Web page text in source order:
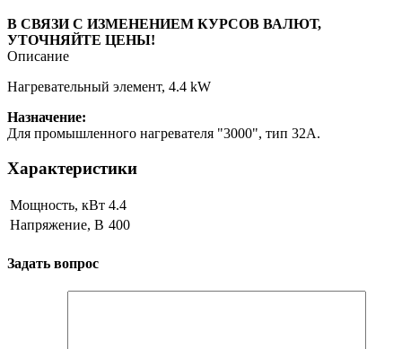
В СВЯЗИ С ИЗМЕНЕНИЕМ КУРСОВ ВАЛЮТ,
УТОЧНЯЙТЕ ЦЕНЫ!
Описание
Нагревательный элемент, 4.4 kW
Назначение:
Для промышленного нагревателя "3000", тип 32A.
Характеристики
Мощность, кВт 4.4
Напряжение, В 400
Задать вопрос